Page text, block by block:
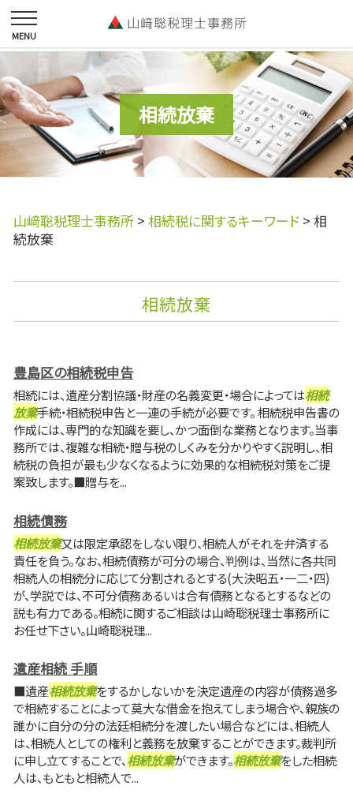
相続放棄
山﨑聡税理士事務所 > 相続税に関するキーワード > 相
続放棄
相続放棄
豊島区の相続税申告
相続には、遺産分割協議・財産の名義変更・場合によっては相続
放棄手続・相続税申告と一連の手続が必要です。 相続税申告書の
作成には、専門的な知識を要し、かつ面倒な業務となります。当事
務所では、複雑な相続・贈与税のしくみを分かりやすく説明し、相
続税の負担が最も少なくなるように効果的な相続税対策をご提
案致します。■贈与を...
相続債務
相続放棄又は限定承認をしない限り、相続人がそれを弁済する
責任を負う。なお、相続債務が可分の場合、判例は、当然に各共同
相続人の相続分に応じて分割されるとする(大決昭五・一二・四)
が、学説では、不可分債務あるいは合有債務となるとするなどの
説も有力である。相続に関するご相談は山崎聡税理士事務所に
お任せ下さい。山崎聡税理...
遺産相続 手順
■遺産相続放棄をするかしないかを決定遺産の内容が債務過多
で相続することによって莫大な借金を抱えてしまう場合や、親族の
誰かに自分の分の法廷相続分を渡したい場合などには、相続人
は、相続人としての権利と義務を放棄することができます。裁判所
に申し立てすることで、相続放棄ができます。相続放棄をした相続
人は、もともと相続人で...